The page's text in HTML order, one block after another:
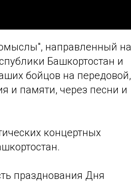
направленный на
Башкортостан и
бойцов на передовой,
и памяти, через песни и
концертных
празднования Дня